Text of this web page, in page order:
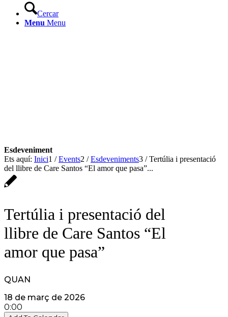
Cercar
Menu Menu
Ets aquí: Inici1 / Events2 / Esdeveniments3 / Tertúlia i presentació
del llibre de Care Santos “El amor que pasa”...
Tertúlia i presentació del
llibre de Care Santos “El
amor que pasa”
QUAN
18 de març de 2026
0:00